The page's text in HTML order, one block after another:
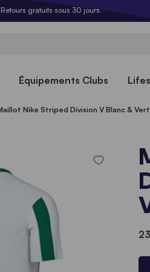
gratuits sous 30 jours.
Équipements Clubs
Nike Striped Division V Blanc &